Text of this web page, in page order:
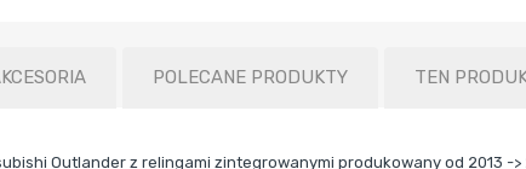
POLECANE PRODUKTY TEN
Outlander z relingami zintegrowanymi produkowany od 2013 ->